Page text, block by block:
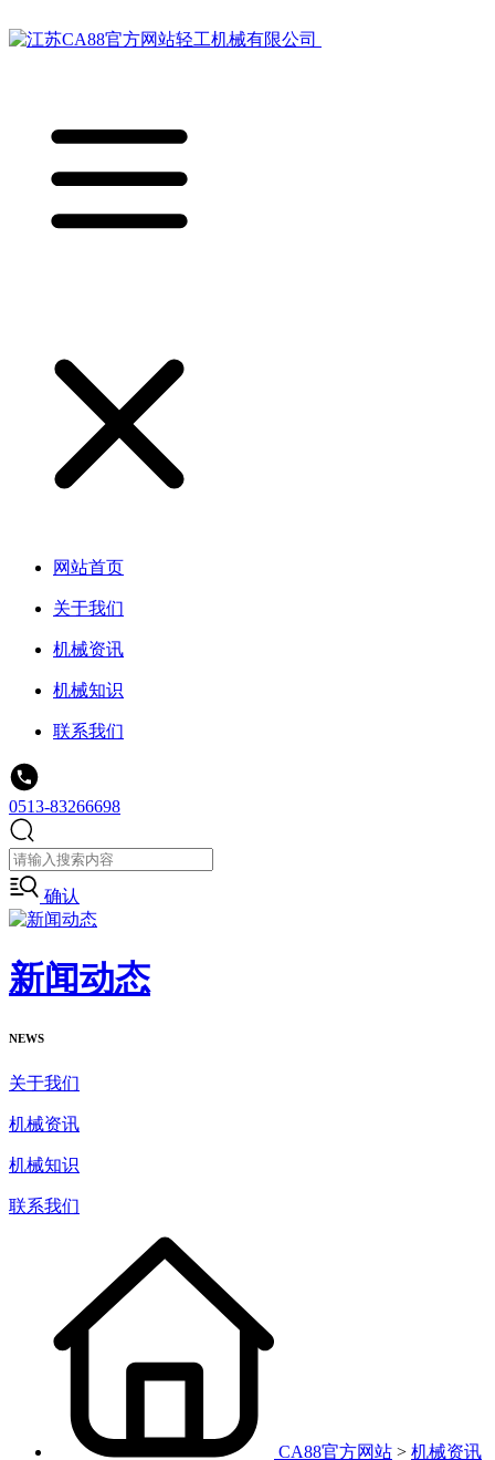
网站首页
关于我们
机械资讯
机械知识
联系我们
0513-83266698
确认
新闻动态
NEWS
关于我们
机械资讯
机械知识
联系我们
CA88官方网站 > 机械资讯